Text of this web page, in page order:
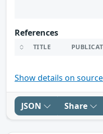
References
TITLE
Show details on
JSON Share